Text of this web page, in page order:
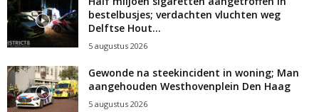
bestelbusjes; verdachten vluchten weg
Delftse Hout...
5 augustus 2026
Gewonde na steekincident in woning; Man
aangehouden Westhovenplein Den Haag
5 augustus 2026